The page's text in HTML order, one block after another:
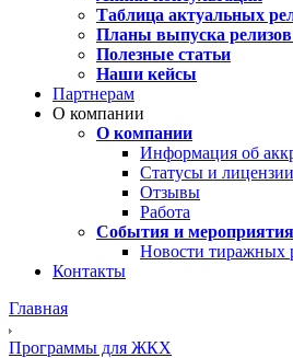
Таблица актуальных
Планы выпуска
Полезные статьи
Наши кейсы
Партнерам
О компании
О компании
Информация об
Статусы и лицензии
Отзывы
Работа
События и мероприятия
Новости тиражных
Контакты
Главная
Программы для ЖКХ